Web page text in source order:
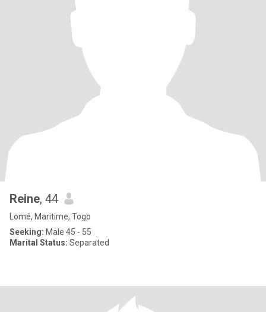
Reine, 44
Lomé, Maritime, Togo
Seeking: Male 45 - 55
Marital Status: Separated